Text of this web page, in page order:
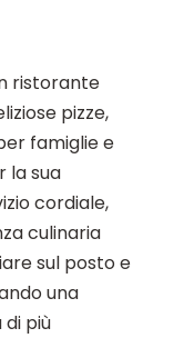
ristorante
pizze,
famiglie e
la sua
cordiale,
culinaria
sul posto e
una
più